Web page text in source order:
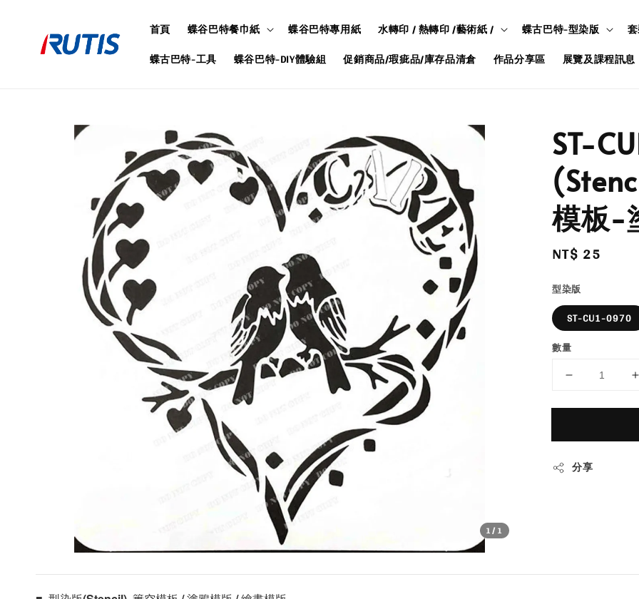
首頁 蝶谷巴特餐巾紙 蝶谷巴特專用紙 水轉印 / 熱轉印 /藝術紙 / 蝶古巴特-型染版
蝶古巴特-工具
蝶谷巴特-DIY體驗組 促銷商品/瑕疵品/庫存品清倉 作品分享區 展覽及課程訊息
1/1
ST-
模板-
Regular
NT$ 25
型染版
ST-CU1-0970
數量
分享